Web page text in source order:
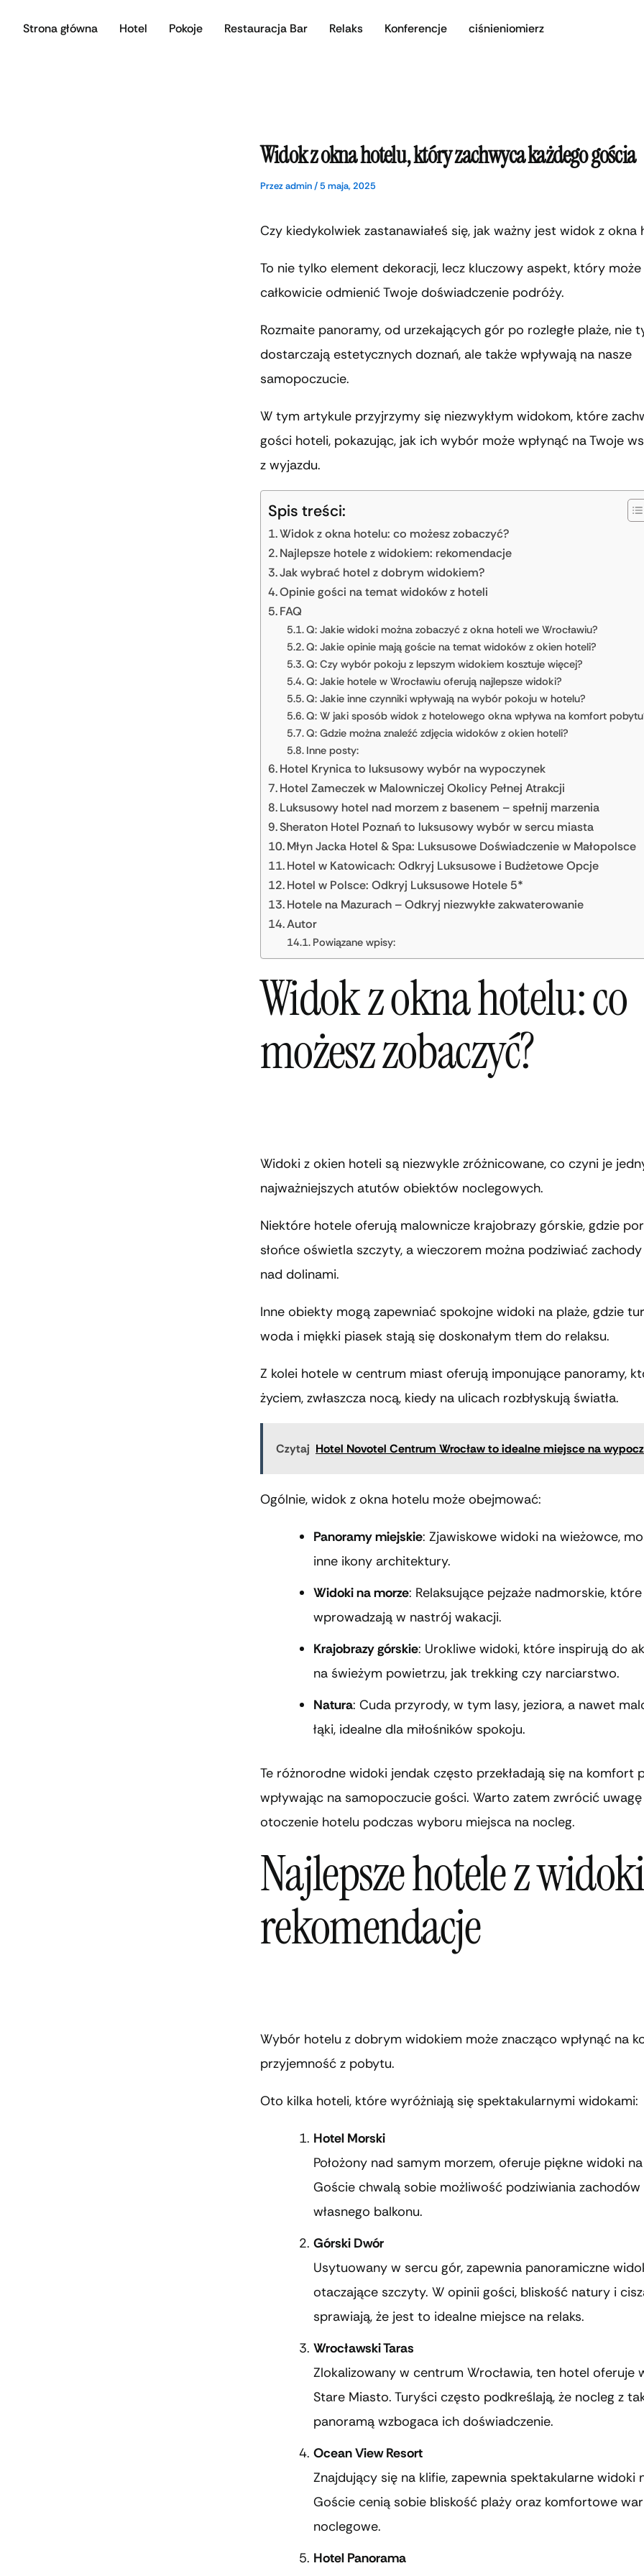
Strona główna Hotel Pokoje Restauracja Bar Relaks Konferencje ciśnieniomierz
Widok z okna hotelu, który zachwyca każdego gościa
Przezadmin/5 maja, 2025
Czy kiedykolwiek zastanawiałeś się, jak ważny jest widok z okna
To nie tylko element dekoracji, lecz kluczowy aspekt, który może
całkowicie odmienić Twoje doświadczenie podróży.
Rozmaite panoramy, od urzekających gór po rozległe plaże, nie
dostarczają estetycznych doznań, ale także wpływają na nasze
samopoczucie.
W tym artykule przyjrzymy się niezwykłym widokom, które
gości hoteli, pokazując, jak ich wybór może wpłynąć na Twoje
z wyjazdu.
Spis treści:
Widok z okna hotelu: co możesz zobaczyć?
Najlepsze hotele z widokiem: rekomendacje
Jak wybrać hotel z dobrym widokiem?
Opinie gości na temat widoków z hoteli
FAQ
Q: Jakie widoki można zobaczyć z okna hoteli we Wrocławiu?
Q: Jakie opinie mają goście na temat widoków z okien hoteli?
Q: Czy wybór pokoju z lepszym widokiem kosztuje więcej?
Q: Jakie hotele w Wrocławiu oferują najlepsze widoki?
Q: Jakie inne czynniki wpływają na wybór pokoju w hotelu?
Q: W jaki sposób widok z hotelowego okna wpływa na komfort
Q: Gdzie można znaleźć zdjęcia widoków z okien hoteli?
Inne posty:
Hotel Krynica to luksusowy wybór na wypoczynek
Hotel Zameczek w Malowniczej Okolicy Pełnej Atrakcji
Luksusowy hotel nad morzem z basenem – spełnij marzenia
Sheraton Hotel Poznań to luksusowy wybór w sercu miasta
Młyn Jacka Hotel & Spa: Luksusowe Doświadczenie w Małopolsce
Hotel w Katowicach: Odkryj Luksusowe i Budżetowe Opcje
Hotel w Polsce: Odkryj Luksusowe Hotele 5*
Hotele na Mazurach – Odkryj niezwykłe zakwaterowanie
Autor
Powiązane wpisy:
Widok z okna hotelu: co
możesz zobaczyć?
Widoki z okien hoteli są niezwykle zróżnicowane, co czyni je
najważniejszych atutów obiektów noclegowych.
Niektóre hotele oferują malownicze krajobrazy górskie, gdzie
słońce oświetla szczyty, a wieczorem można podziwiać zachody
nad dolinami.
Inne obiekty mogą zapewniać spokojne widoki na plaże, gdzie
woda i miękki piasek stają się doskonałym tłem do relaksu.
Z kolei hotele w centrum miast oferują imponujące panoramy,
życiem, zwłaszcza nocą, kiedy na ulicach rozbłyskują światła.
Czytaj Hotel Novotel Centrum Wrocław to idealne miejsce na
Ogólnie, widok z okna hotelu może obejmować:
Panoramy miejskie: Zjawiskowe widoki na wieżowce,
inne ikony architektury.
Widoki na morze: Relaksujące pejzaże nadmorskie, które
wprowadzają w nastrój wakacji.
Krajobrazy górskie: Urokliwe widoki, które inspirują do
na świeżym powietrzu, jak trekking czy narciarstwo.
Natura: Cuda przyrody, w tym lasy, jeziora, a nawet
łąki, idealne dla miłośników spokoju.
Te różnorodne widoki jendak często przekładają się na komfort
wpływając na samopoczucie gości. Warto zatem zwrócić
otoczenie hotelu podczas wyboru miejsca na nocleg.
Najlepsze hotele z
rekomendacje
Wybór hotelu z dobrym widokiem może znacząco wpłynąć na
przyjemność z pobytu.
Oto kilka hoteli, które wyróżniają się spektakularnymi widokami:
Hotel Morski
Położony nad samym morzem, oferuje piękne widoki
Goście chwalą sobie możliwość podziwiania zachodów
własnego balkonu.
Górski Dwór
Usytuowany w sercu gór, zapewnia panoramiczne
otaczające szczyty. W opinii gości, bliskość natury i
sprawiają, że jest to idealne miejsce na relaks.
Wrocławski Taras
Zlokalizowany w centrum Wrocławia, ten hotel oferuje
Stare Miasto. Turyści często podkreślają, że nocleg z
panoramą wzbogaca ich doświadczenie.
Ocean View Resort
Znajdujący się na klifie, zapewnia spektakularne widoki
Goście cenią sobie bliskość plaży oraz komfortowe
noclegowe.
Hotel Panorama